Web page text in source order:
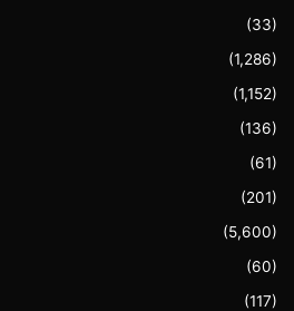
(33)
(1,286)
(1,152)
(136)
(61)
(201)
(5,600)
(60)
(117)